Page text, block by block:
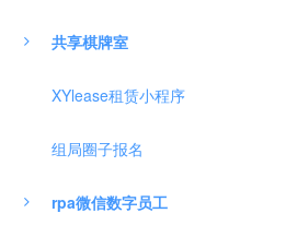
共享棋牌室
XYlease租赁小程序
组局圈子报名
rpa微信数字员工